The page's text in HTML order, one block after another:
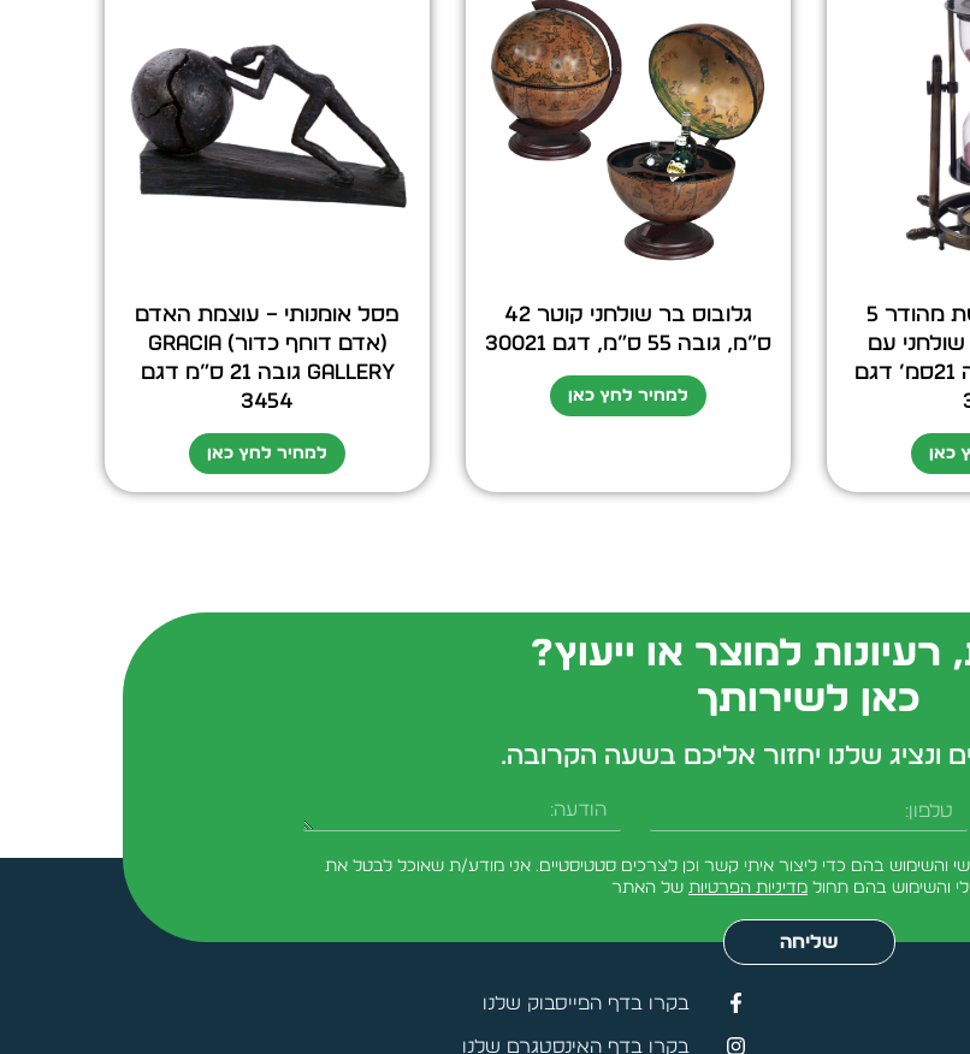
שעון חול מנחושת מהודר 5
עם
מצפן ימאות, גובה 21סמ’ דגם
כאן
גלובוס בר שולחני קוטר 42
ס”מ, גובה 55 ס”מ, דגם 30021
למחיר לחץ כאן
פסל אומנותי – עוצמת האדם
(אדם דוחף כדור) GRACIA
GALLERY גובה 21 ס”מ דגם
3454
למחיר לחץ כאן
למוצר או ייעוץ?
כאן לשירותך
ונציג שלנו יחזור אליכם בשעה הקרובה.
טלפון הודעה
בהם כדי ליצור איתי קשר וכן לצרכים סטטיסטיים. אני מודע/ת שאוכל לבטל את
והשימוש בהם תחול מדיניות הפרטיות של האתר
שליחה
בקרו בדף הפייסבוק שלנו
בקרו בדף האינסטגרם שלנו